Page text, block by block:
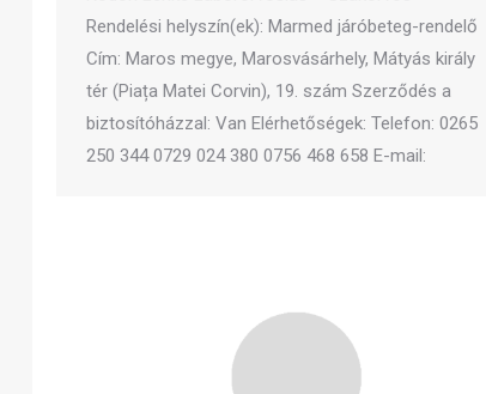
Rendelési helyszín(ek): Marmed járóbeteg-rendelő
Cím: Maros megye, Marosvásárhely, Mátyás király
tér (Piața Matei Corvin), 19. szám Szerződés a
biztosítóházzal: Van Elérhetőségek: Telefon: 0265
250 344 0729 024 380 0756 468 658 E-mail: